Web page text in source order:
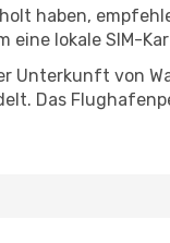
haben,
eine lokale SIM-
Unterkunft von
Das